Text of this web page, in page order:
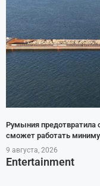
Румыния предотвратила
сможет работать
9 августа, 2026
Entertainment